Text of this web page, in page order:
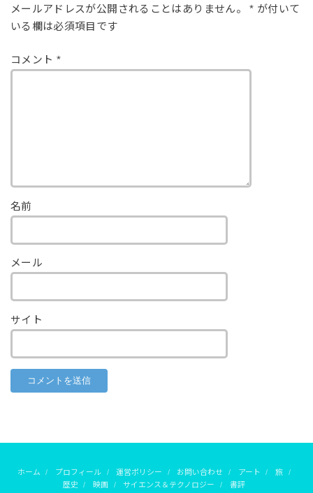
メールアドレスが公開されることはありません。 * が付いて
いる欄は必須項目です
コメント *
名前
メール
サイト
ホーム プロフィール 運営ポリシー お問い合わせ アート
旅
歴史
映画 サイエンス＆テクノロジー 書評